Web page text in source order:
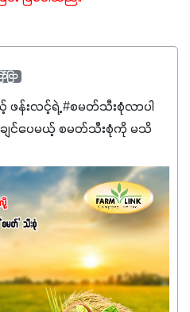
ငြာ
ဖန်းလင့်ရဲ့ #စမတ်သီးစုံလာပါ
ချင်ပေမယ့် စမတ်သီးစုံကို မသိ
ဖတ်‌ပေးပါ #စမတ်သီးစုံဆိုတာ
NPK (19:7:8)နဲ့ #ဟူးမစ်
ထားတဲ့ ကွန်ပေါင်း
ကအကျိုးကျေးဇူးတွေအနေနဲ့
ဝင်တဲ့အတွက် ကလိုရိုဖီးလ်ဖွဲ့စည်း
၏အရွက်များစိမ်းလန်းသန်စွမ်း
းစေပါတယ်။ အပင်၏ပင်ပိုင်း
ပင်သန်၍ အကြီးမြန်စေပါတယ်။